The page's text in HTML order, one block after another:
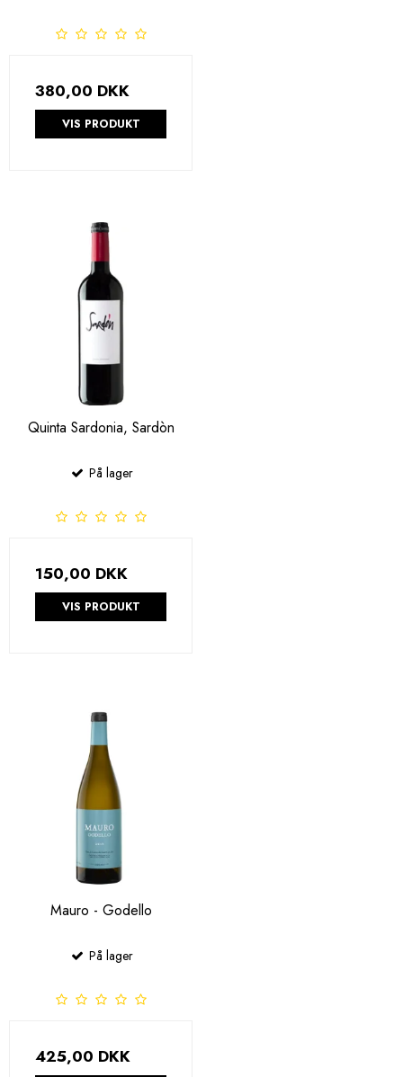
380,00 DKK
VIS PRODUKT
Quinta Sardonia, Sardòn
På lager
150,00 DKK
VIS PRODUKT
Mauro - Godello
På lager
425,00 DKK